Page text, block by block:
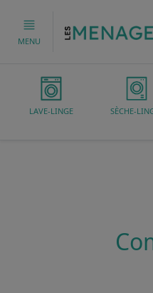
MENU
LAVE-LINGE SÈCHE-